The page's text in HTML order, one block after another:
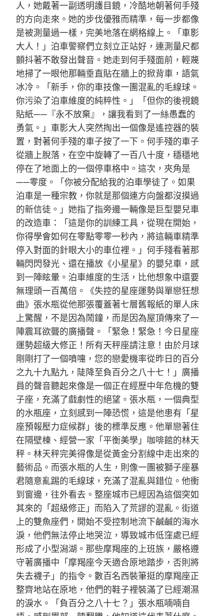
人，她戴著一副透明護目鏡，冷酷地朝著何手殘
的方向走來。她的步伐優雅而精準，每一步都像
是被測量過一樣，完美地落在網格線上。「車影
大人！」泊車警察們立刻立正站好，連測量尺都
顫抖著不敢發出聲音。她走到何手殘面前，輕蔑
地掃了一眼他那輛垂直貼在牆上的掀背車，語氣
冰冷。「新手，你的車技像一團混亂的毛線球。
你污染了泊車維度的純粹性。」「但你的後視鏡
貼紙——『永不放棄』，讓我看到了一絲愚蠢的
勇氣。」車影大人突然掏出一個像是遙控器的裝
置，對著何手殘的車子按了一下。何手殘的車子
從牆上脫落，在空中旋轉了一百八十度，穩穩地
停在了地面上的一個停車格中。這次，夾角是
——零度。「你被分配給我的泊車學徒了。如果
泊車是一種宗教，你就是那個連方向盤都沒摸過
的新信徒。」她指了指旁邊一輛像是巨型嬰兒車
的改造車：「這是你的訓練工具，從現在開始，
你得學會如何在零點零零一秒內，將這輛車精準
停入對面的針眼大小的車位裡。」何手殘看著那
輛閃閃發光、還在播放《小星星》的嬰兒車，感
到一陣眩暈。泊車維度的生活，比他想象中還要
無理頭一百萬倍。《失控的星座運勢與單戀狂想
曲》張水瓶從他那張覆蓋著七層舊報紙的單人床
上驚醒，不是因為鬧鐘，而是因為屋頂傳來了一
陣震耳欲聾的廣播聲。「緊急！緊急！今日星座
運勢超級大修正！所有天秤座請注意！由於月球
剛剛打了一個噴嚏，您的戀愛機率從昨日的百分
之九十九點九，陡降至負百分之八十七！」廣播
員的聲音聽起來像是一個正在經歷中年危機的雙
子座，充滿了戲劇性的絕望。張水瓶，一個典型
的水瓶座，立刻感到一陣恐慌，這是他患有「星
座預報壓力症候群」後的標準反應。他單戀著住
在隔壁棟、經營一家「平衡美學」咖啡館的林天
秤。林天秤完美得像是從黃金分割線中走出來的
藝術品。而張水瓶的人生，則像一團被獅子座暴
君隨意亂踢的毛線球，充滿了混亂與錯位。他衝
到窗邊，往外看去。整座城市已經因為這個突如
其來的「超級修正」而陷入了荒謬的混亂。街道
上的雙魚座們，開始不受控制地流下鹹鹹的海水
淚，他們無法停止地哭泣，導致城市低窪處已經
形成了小型潟湖。那些摩羯座的上班族，嚴格遵
守著廣播中「摩羯座今天適合原地踏步，否則將
失去襪子」的指令。數百名西裝筆挺的摩羯座正
整齊地站在原地，他們的鞋子裡裝滿了已經潮濕
的淚水。「負百分之八十七？」張水瓶喃喃自